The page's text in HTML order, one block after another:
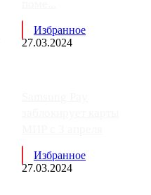
Избранное
27.03.2024
Избранное
27.03.2024